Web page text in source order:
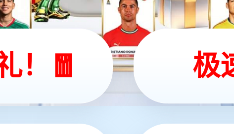
共7条 1
联系我们